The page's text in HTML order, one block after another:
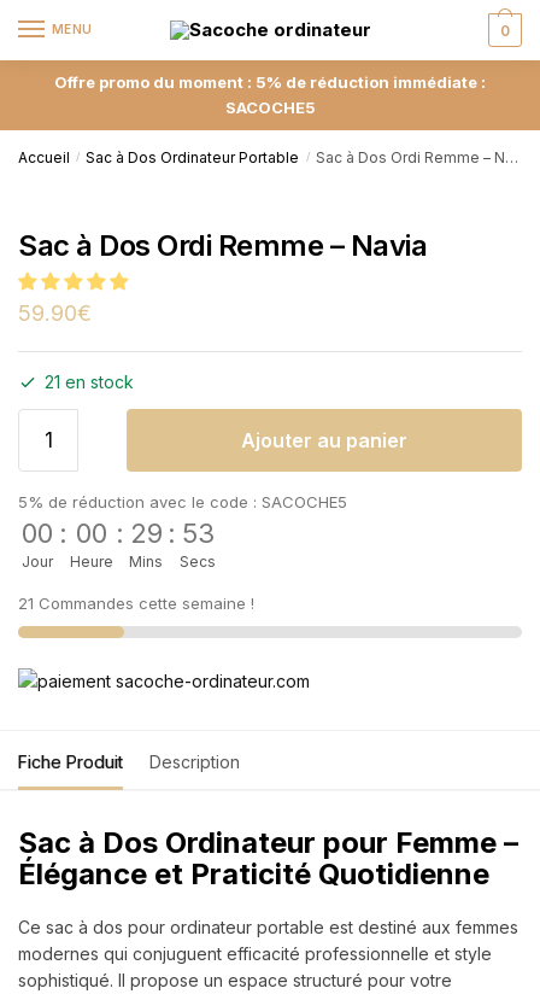
MENU 0
Offre promo du moment : 5% de réduction immédiate :
SACOCHE5
Accueil / Sac à Dos Ordinateur Portable / Sac à Dos Ordi Remme – Navia
Sac à Dos Ordi Remme – Navia
59.90€
21 en stock
Ajouter au panier
5% de réduction avec le code : SACOCHE5
00
Jour
: 00
Heure
: 29
Mins
: 53
Secs
21 Commandes cette semaine !
Fiche Produit Description
Sac à Dos Ordinateur pour Femme –
Élégance et Praticité Quotidienne
Ce sac à dos pour ordinateur portable est destiné aux femmes
modernes qui conjuguent efficacité professionnelle et style
sophistiqué. Il propose un espace structuré pour votre